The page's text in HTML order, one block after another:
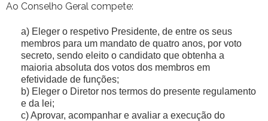
Ao Conselho Geral compete:
Eleger o respetivo Presidente, de entre os seus
membros para um mandato de quatro anos, por voto
secreto, sendo eleito o candidato que obtenha a
maioria absoluta dos votos dos membros em
efetividade de funções;
Eleger o Diretor nos termos do presente regulamento
e da lei;
Aprovar, acompanhar e avaliar a execução do